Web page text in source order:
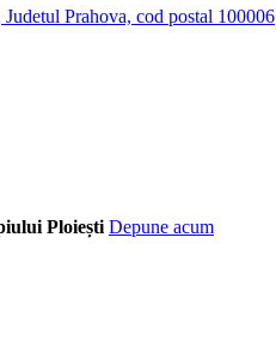
Prahova, cod postal 100006
Ploiești Depune acum